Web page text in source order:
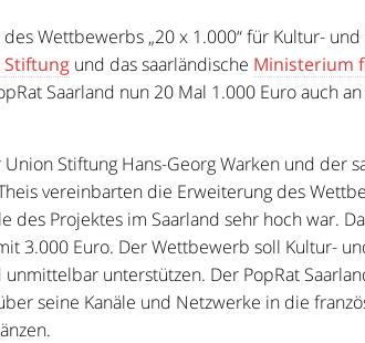
Wettbewerbs „20 x 1.000“ für Kultur-
Stiftung und das saarländische Ministerium
Saarland nun 20 Mal 1.000 Euro auch
Stiftung Hans-Georg Warken und der
vereinbarten die Erweiterung des
des Projektes im Saarland sehr hoch war.
3.000 Euro. Der Wettbewerb soll Kultur-
unterstützen. Der PopRat
seine Kanäle und Netzwerke in die